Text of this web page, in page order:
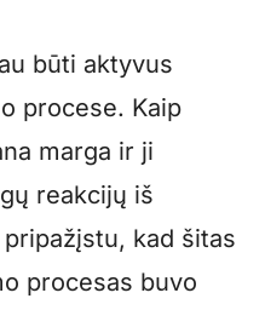
būti aktyvus
procese. Kaip
marga ir ji
reakcijų iš
kad šitas
procesas buvo